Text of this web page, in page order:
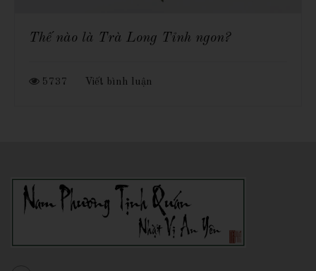
Thế nào là Trà Long Tỉnh ngon?
5737 Viết bình luận